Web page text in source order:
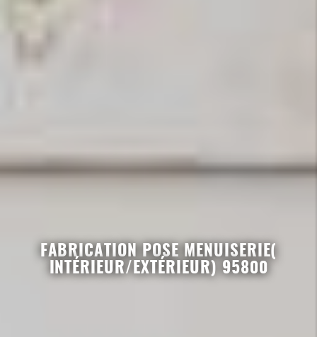
FABRICATION POSE MENUISERIE(
INTÉRIEUR/EXTÉRIEUR) 95800